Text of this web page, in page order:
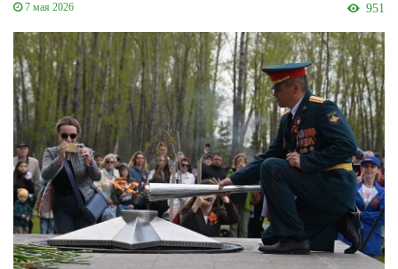
7 мая 2026 951